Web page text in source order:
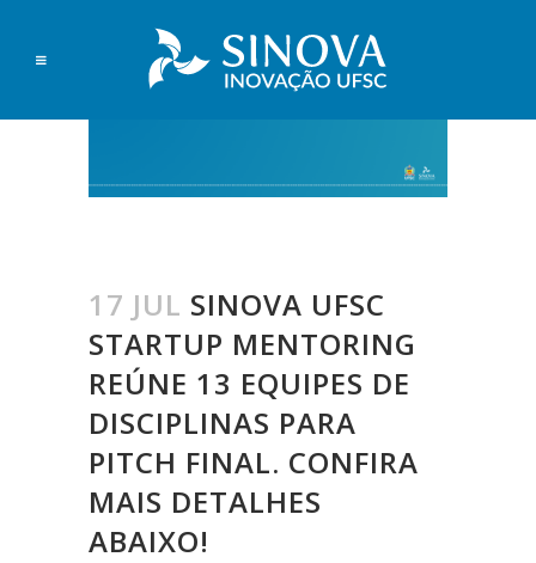
17 JUL SINOVA UFSC
STARTUP MENTORING
REÚNE 13 EQUIPES DE
DISCIPLINAS PARA
PITCH FINAL. CONFIRA
MAIS DETALHES
ABAIXO!